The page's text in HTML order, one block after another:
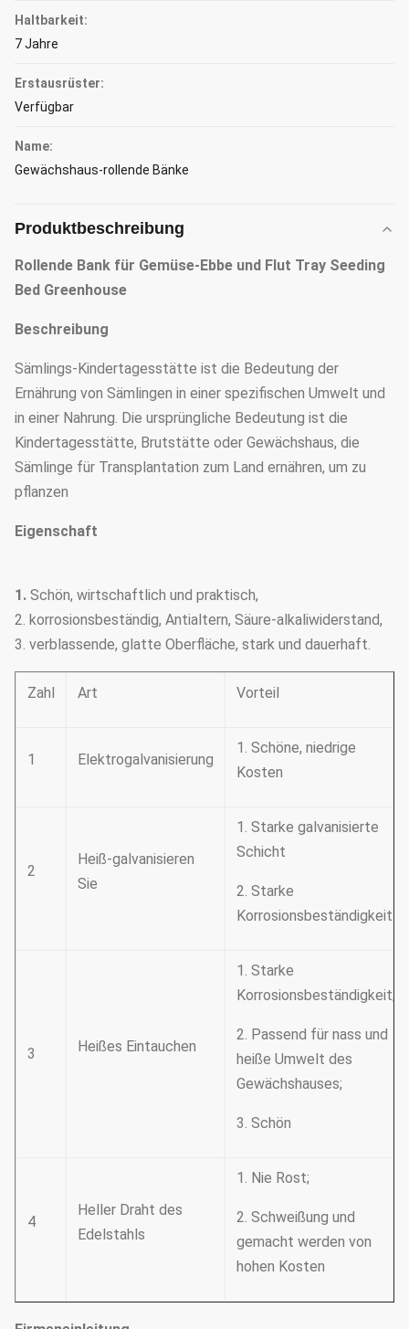
Haltbarkeit:
7 Jahre
Erstausrüster:
Verfügbar
Name:
Gewächshaus-rollende Bänke
Produktbeschreibung
Rollende Bank für Gemüse-Ebbe und Flut Tray Seeding
Bed Greenhouse
Beschreibung
Sämlings-Kindertagesstätte ist die Bedeutung der
Ernährung von Sämlingen in einer spezifischen Umwelt und
in einer Nahrung. Die ursprüngliche Bedeutung ist die
Kindertagesstätte, Brutstätte oder Gewächshaus, die
Sämlinge für Transplantation zum Land ernähren, um zu
pflanzen
Eigenschaft
1. Schön, wirtschaftlich und praktisch,
2. korrosionsbeständig, Antialtern, Säure-alkaliwiderstand,
3. verblassende, glatte Oberfläche, stark und dauerhaft.
Zahl Art Vorteil
1 Elektrogalvanisierung
1. Schöne, niedrige
Kosten
2
Heiß-galvanisieren
Sie
1. Starke galvanisierte
Schicht
2. Starke
Korrosionsbeständigkeit
3 Heißes Eintauchen
1. Starke
Korrosionsbeständigkeit;
2. Passend für nass und
heiße Umwelt des
Gewächshauses;
3. Schön
4
Heller Draht des
Edelstahls
1. Nie Rost;
2. Schweißung und
gemacht werden von
hohen Kosten